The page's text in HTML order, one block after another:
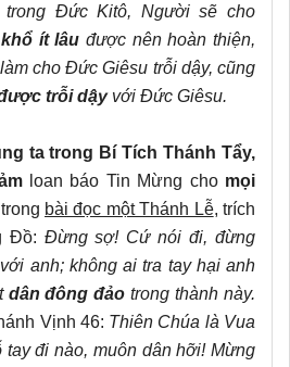
Đức Kitô, Người sẽ cho
ít lâu được nên hoàn thiện,
cho Đức Giêsu trỗi dậy, cũng
trỗi dậyvới Đức Giêsu.
ta trong Bí Tích Thánh Tẩy,
loan báo Tin Mừng cho mọi
bài đọc một Thánh Lễ, trích
Đồ: Đừng sợ! Cứ nói đi, đừng
anh; không ai tra tay hại anh
dân đông đảo trong thành này.
Vịnh 46: Thiên Chúa là Vua
tay đi nào, muôn dân hỡi! Mừng